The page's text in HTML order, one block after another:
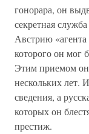
гонорара, он
секретная
Австрию «агента
которого он мог
Этим приемом он
нескольких лет.
сведения, а
которых он
престиж.